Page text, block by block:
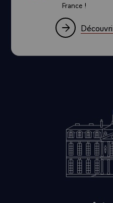
France !